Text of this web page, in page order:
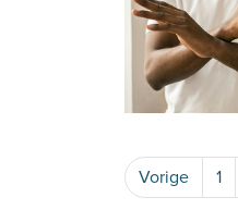
Vorige 1